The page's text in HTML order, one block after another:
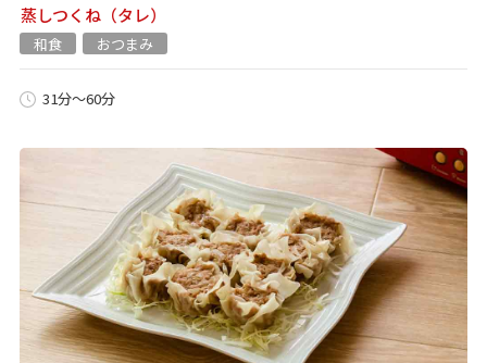
蒸しつくね（タレ）
和食 おつまみ
31分～60分